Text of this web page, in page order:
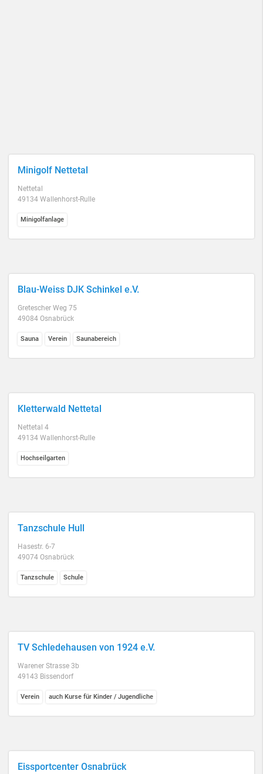
Minigolf Nettetal
Nettetal
49134 Wallenhorst-Rulle
Minigolfanlage
Blau-Weiss DJK Schinkel e.V.
Gretescher Weg 75
49084 Osnabrück
Sauna Verein Saunabereich
Kletterwald Nettetal
Nettetal 4
49134 Wallenhorst-Rulle
Hochseilgarten
Tanzschule Hull
Hasestr. 6-7
49074 Osnabrück
Tanzschule Schule
TV Schledehausen von 1924 e.V.
Warener Strasse 3b
49143 Bissendorf
Verein auch Kurse für Kinder / Jugendliche
Eissportcenter Osnabrück